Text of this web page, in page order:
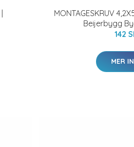
MONTAGESKRUV
Beijerbygg
142
MER